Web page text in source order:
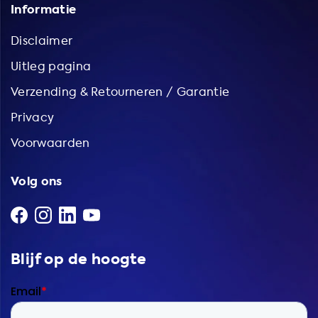
Informatie
Disclaimer
Uitleg pagina
Verzending & Retourneren / Garantie
Privacy
Voorwaarden
Volg ons
Blijf op de hoogte